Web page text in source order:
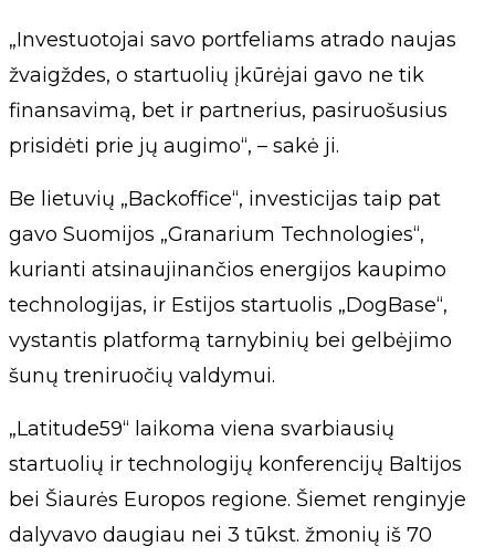
„Investuotojai savo portfeliams atrado naujas
žvaigždes, o startuolių įkūrėjai gavo ne tik
finansavimą, bet ir partnerius, pasiruošusius
prisidėti prie jų augimo“, – sakė ji.
Be lietuvių „Backoffice“, investicijas taip pat
gavo Suomijos „Granarium Technologies“,
kurianti atsinaujinančios energijos kaupimo
technologijas, ir Estijos startuolis „DogBase“,
vystantis platformą tarnybinių bei gelbėjimo
šunų treniruočių valdymui.
„Latitude59“ laikoma viena svarbiausių
startuolių ir technologijų konferencijų Baltijos
bei Šiaurės Europos regione. Šiemet renginyje
dalyvavo daugiau nei 3 tūkst. žmonių iš 70